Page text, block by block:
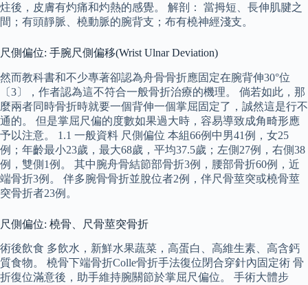
炷後，皮膚有灼痛和灼熱的感覺。 解剖： 當拇短、長伸肌腱之
間；有頭靜脈、橈動脈的腕背支；布有橈神經淺支。
尺側偏位: 手腕尺側偏移(Wrist Ulnar Deviation)
然而教科書和不少專著卻認為舟骨骨折應固定在腕背伸30°位
〔3〕，作者認為這不符合一般骨折治療的機理。 倘若如此，那
麼兩者同時骨折時就要一個背伸一個掌屈固定了，誠然這是行不
通的。 但是掌屈尺偏的度數如果過大時，容易導致成角畸形應
予以注意。 1.1 一般資料 尺側偏位 本組66例中男41例，女25
例；年齡最小23歲，最大68歲，平均37.5歲；左側27例，右側38
例，雙側1例。 其中腕舟骨結節部骨折3例，腰部骨折60例，近
端骨折3例。 伴多腕骨骨折並脫位者2例，伴尺骨莖突或橈骨莖
突骨折者23例。
尺側偏位: 橈骨、尺骨莖突骨折
術後飲食 多飲水，新鮮水果蔬菜，高蛋白、高維生素、高含鈣
質食物。 橈骨下端骨折Colle骨折手法復位閉合穿針內固定術 骨
折復位滿意後，助手維持腕關節於掌屈尺偏位。 手術大體步